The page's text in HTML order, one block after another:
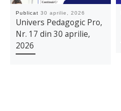
Publicat30 aprilie, 2026
Univers Pedagogic Pro,
Nr. 17 din 30 aprilie,
2026